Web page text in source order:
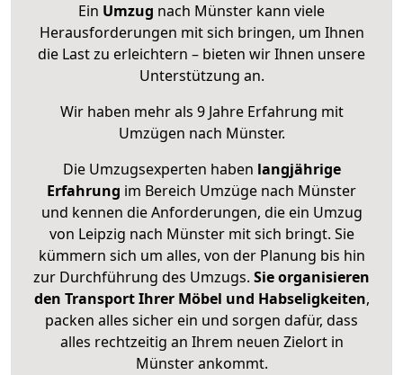
Ein Umzug nach Münster kann viele
Herausforderungen mit sich bringen, um Ihnen
die Last zu erleichtern – bieten wir Ihnen unsere
Unterstützung an.
Wir haben mehr als 9 Jahre Erfahrung mit
Umzügen nach Münster.
Die Umzugsexperten haben langjährige
Erfahrung im Bereich Umzüge nach Münster
und kennen die Anforderungen, die ein Umzug
von Leipzig nach Münster mit sich bringt. Sie
kümmern sich um alles, von der Planung bis hin
zur Durchführung des Umzugs. Sie organisieren
den Transport Ihrer Möbel und Habseligkeiten,
packen alles sicher ein und sorgen dafür, dass
alles rechtzeitig an Ihrem neuen Zielort in
Münster ankommt.